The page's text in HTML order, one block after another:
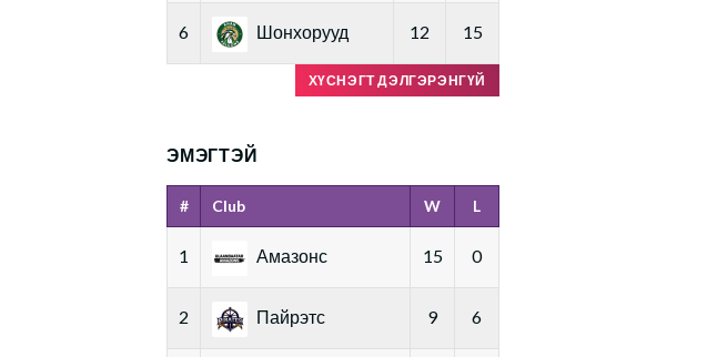
6 Шонхорууд 12 15
ХҮСНЭГТ ДЭЛГЭРЭНГҮЙ
ЭМЭГТЭЙ
# Club W L
1 Амазонс 15 0
2 Пайрэтс 9 6